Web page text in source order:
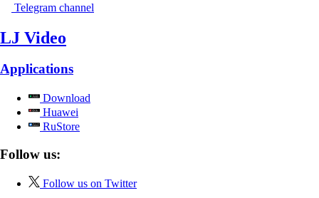
Telegram channel
LJ Video
Applications
Download
Huawei
RuStore
Follow us:
Follow us on Twitter